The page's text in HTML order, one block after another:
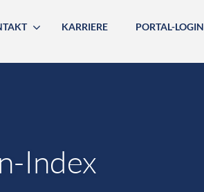
KARRIERE PORTAL-LOGIN
Index